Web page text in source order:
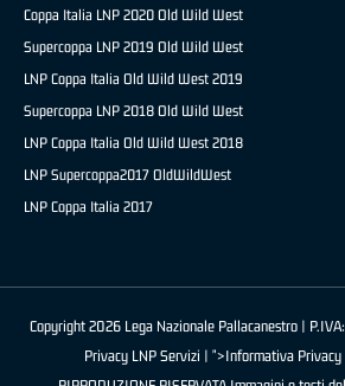
Coppa Italia LNP 2020 Old Wild West
Supercoppa LNP 2019 Old Wild West
LNP Coppa Italia Old Wild West 2019
Supercoppa LNP 2018 Old Wild West
LNP Coppa Italia Old Wild West 2018
LNP Supercoppa2017 OldWildWest
LNP Coppa Italia 2017
Copyright 2026 Lega Nazionale Pallacanestro |
Privacy LNP Servizi | ">Informativa Privacy